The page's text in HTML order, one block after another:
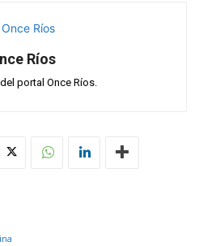
Ríos
portal Once Ríos.